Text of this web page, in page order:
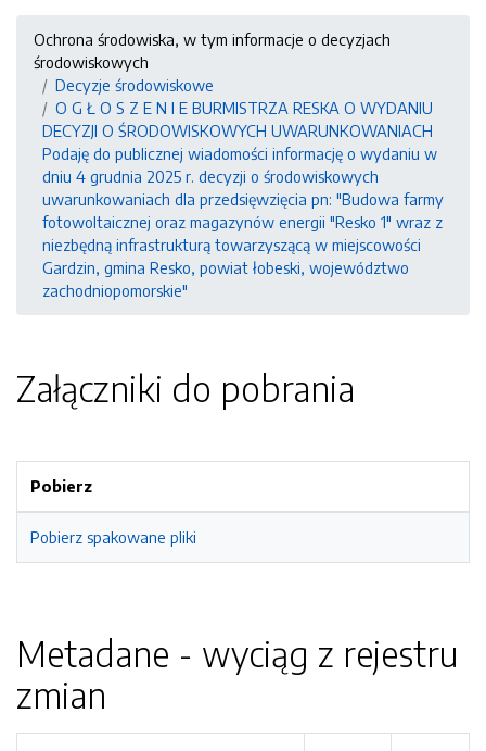
Ochrona środowiska, w tym informacje o decyzjach
środowiskowych
Decyzje środowiskowe
O G Ł O S Z E N I E BURMISTRZA RESKA O WYDANIU
DECYZJI O ŚRODOWISKOWYCH UWARUNKOWANIACH
Podaję do publicznej wiadomości informację o wydaniu w
dniu 4 grudnia 2025 r. decyzji o środowiskowych
uwarunkowaniach dla przedsięwzięcia pn: "Budowa farmy
fotowoltaicznej oraz magazynów energii "Resko 1" wraz z
niezbędną infrastrukturą towarzyszącą w miejscowości
Gardzin, gmina Resko, powiat łobeski, województwo
zachodniopomorskie"
Załączniki do pobrania
Pobierz
Pobierz spakowane pliki
Metadane - wyciąg z rejestru
zmian